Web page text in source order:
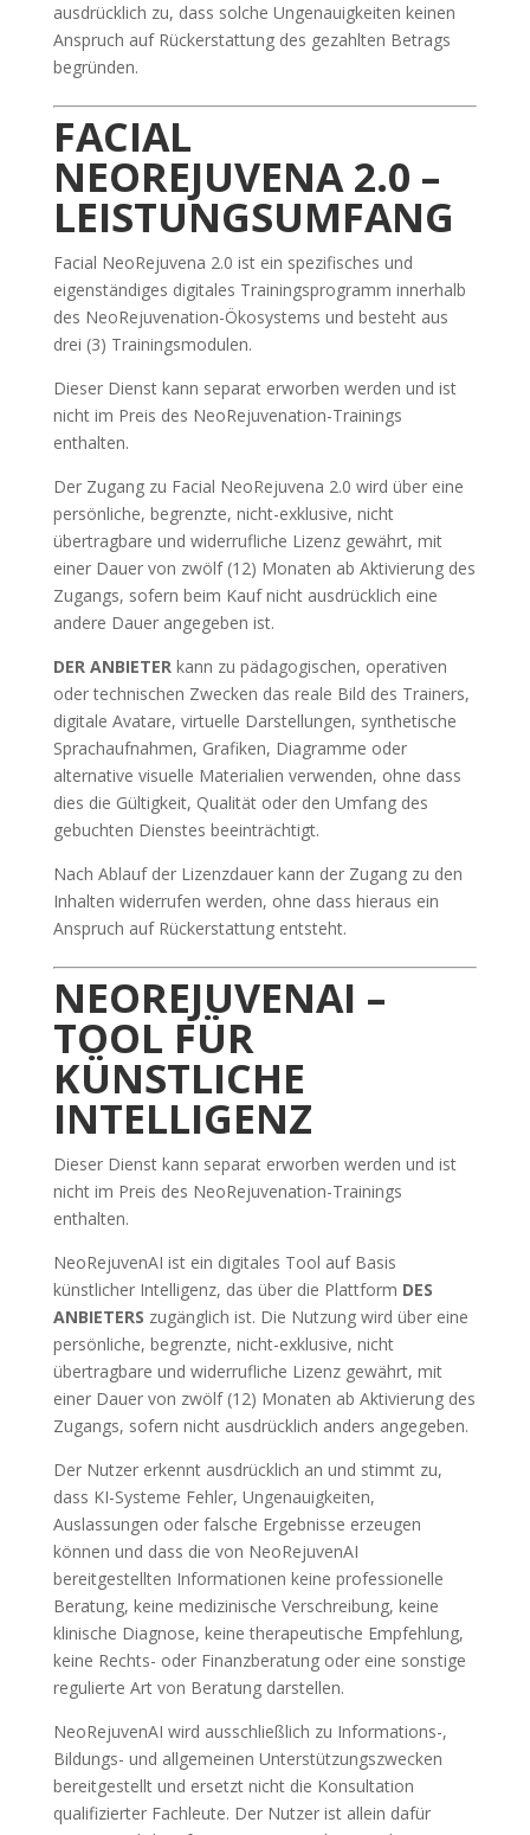
ausdrücklich zu, dass solche Ungenauigkeiten keinen
Anspruch auf Rückerstattung des gezahlten Betrags
begründen.
FACIAL
NEOREJUVENA 2.0 –
LEISTUNGSUMFANG
Facial NeoRejuvena 2.0 ist ein spezifisches und
eigenständiges digitales Trainingsprogramm innerhalb
des NeoRejuvenation-Ökosystems und besteht aus
drei (3) Trainingsmodulen.
Dieser Dienst kann separat erworben werden und ist
nicht im Preis des NeoRejuvenation-Trainings
enthalten.
Der Zugang zu Facial NeoRejuvena 2.0 wird über eine
persönliche, begrenzte, nicht-exklusive, nicht
übertragbare und widerrufliche Lizenz gewährt, mit
einer Dauer von zwölf (12) Monaten ab Aktivierung des
Zugangs, sofern beim Kauf nicht ausdrücklich eine
andere Dauer angegeben ist.
DER ANBIETER kann zu pädagogischen, operativen
oder technischen Zwecken das reale Bild des Trainers,
digitale Avatare, virtuelle Darstellungen, synthetische
Sprachaufnahmen, Grafiken, Diagramme oder
alternative visuelle Materialien verwenden, ohne dass
dies die Gültigkeit, Qualität oder den Umfang des
gebuchten Dienstes beeinträchtigt.
Nach Ablauf der Lizenzdauer kann der Zugang zu den
Inhalten widerrufen werden, ohne dass hieraus ein
Anspruch auf Rückerstattung entsteht.
NEOREJUVENAI –
TOOL FÜR
KÜNSTLICHE
INTELLIGENZ
Dieser Dienst kann separat erworben werden und ist
nicht im Preis des NeoRejuvenation-Trainings
enthalten.
NeoRejuvenAI ist ein digitales Tool auf Basis
künstlicher Intelligenz, das über die Plattform DES
ANBIETERS zugänglich ist. Die Nutzung wird über eine
persönliche, begrenzte, nicht-exklusive, nicht
übertragbare und widerrufliche Lizenz gewährt, mit
einer Dauer von zwölf (12) Monaten ab Aktivierung des
Zugangs, sofern nicht ausdrücklich anders angegeben.
Der Nutzer erkennt ausdrücklich an und stimmt zu,
dass KI-Systeme Fehler, Ungenauigkeiten,
Auslassungen oder falsche Ergebnisse erzeugen
können und dass die von NeoRejuvenAI
bereitgestellten Informationen keine professionelle
Beratung, keine medizinische Verschreibung, keine
klinische Diagnose, keine therapeutische Empfehlung,
keine Rechts- oder Finanzberatung oder eine sonstige
regulierte Art von Beratung darstellen.
NeoRejuvenAI wird ausschließlich zu Informations-,
Bildungs- und allgemeinen Unterstützungszwecken
bereitgestellt und ersetzt nicht die Konsultation
qualifizierter Fachleute. Der Nutzer ist allein dafür